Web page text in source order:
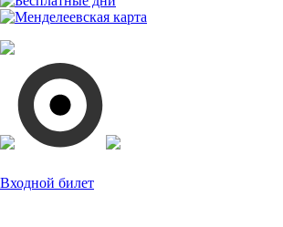
Входной билет